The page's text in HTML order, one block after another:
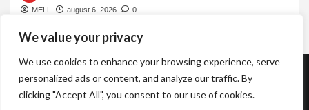
We value your privacy
We use cookies to enhance your browsing experience, serve
personalized ads or content, and analyze our traffic. By
clicking "Accept All", you consent to our use of cookies.
MELL august 6, 2026 0
Revista TOT.UNA | Essentia Momentum